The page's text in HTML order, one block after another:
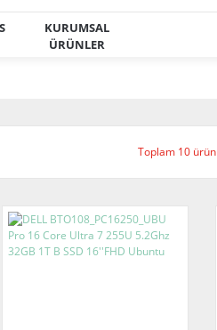
KURUMSAL
ÜRÜNLER
Toplam 10 ürün